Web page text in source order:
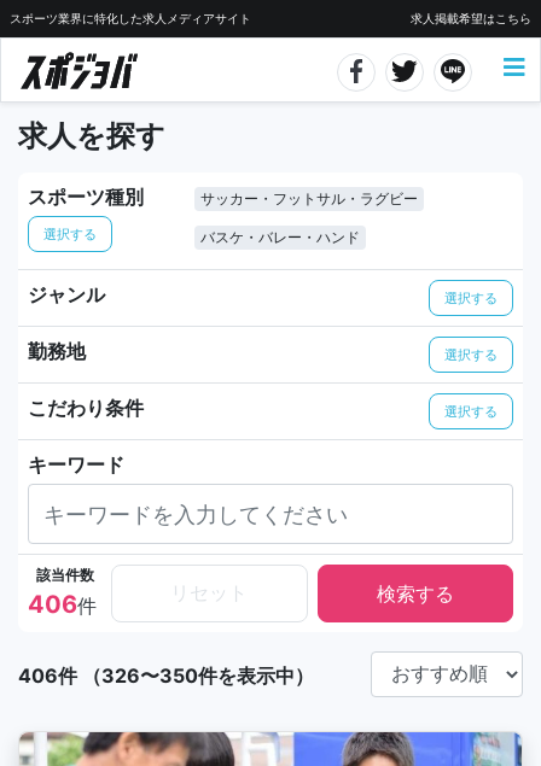
スポーツ業界に特化した求人メディアサイト 求人掲載希望はこちら
求人を探す
スポーツ種別
選択する
サッカー・フットサル・ラグビー
バスケ・バレー・ハンド
ジャンル 選択する
勤務地 選択する
こだわり条件 選択する
キーワード
該当件数
406件
リセット
406件 （326〜350件を表示中）